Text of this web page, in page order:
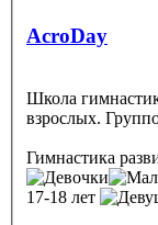
AcroDay
Школа
взрослых.
Гимнастика
17-18 лет